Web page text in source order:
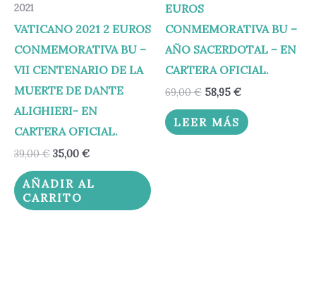
2021
VATICANO 2021 2 EUROS
CONMEMORATIVA BU –
VII CENTENARIO DE LA
MUERTE DE DANTE
ALIGHIERI- EN
CARTERA OFICIAL.
39,00€ 35,00 €
AÑADIR AL
CARRITO
EUROS
CONMEMORATIVA BU –
AÑO SACERDOTAL – EN
CARTERA OFICIAL.
69,00€ 58,95 €
LEER MÁS